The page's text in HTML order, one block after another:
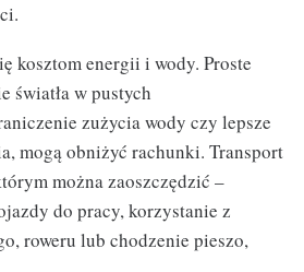
kosztom energii i wody. Proste
światła w pustych
zużycia wody czy lepsze
mogą obniżyć rachunki. Transport
można zaoszczędzić –
do pracy, korzystanie z
roweru lub chodzenie pieszo,